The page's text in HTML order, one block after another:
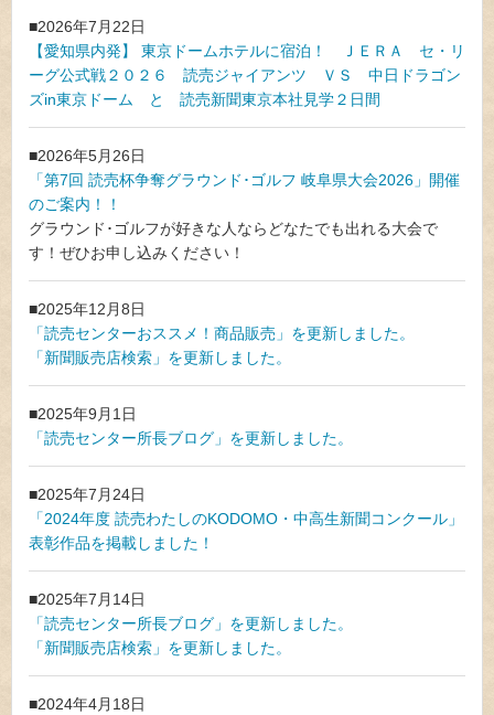
2026年7月22日
【愛知県内発】 東京ドームホテルに宿泊！ ＪＥＲＡ セ・リ
ーグ公式戦２０２６ 読売ジャイアンツ ＶＳ 中日ドラゴン
ズin東京ドーム と 読売新聞東京本社見学２日間
2026年5月26日
「第7回 読売杯争奪グラウンド･ゴルフ 岐阜県大会2026」開催
のご案内！！
グラウンド･ゴルフが好きな人ならどなたでも出れる大会で
す！ぜひお申し込みください！
2025年12月8日
「読売センターおススメ！商品販売」を更新しました。
「新聞販売店検索」を更新しました。
2025年9月1日
「読売センター所長ブログ」を更新しました。
2025年7月24日
「2024年度 読売わたしのKODOMO・中高生新聞コンクール」
表彰作品を掲載しました！
2025年7月14日
「読売センター所長ブログ」を更新しました。
「新聞販売店検索」を更新しました。
2024年4月18日